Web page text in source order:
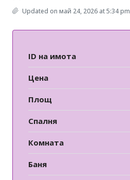
Updated on май 24, 2026 at 5:34 pm
ID на имота
Цена
Площ
Спалня
Комната
Баня